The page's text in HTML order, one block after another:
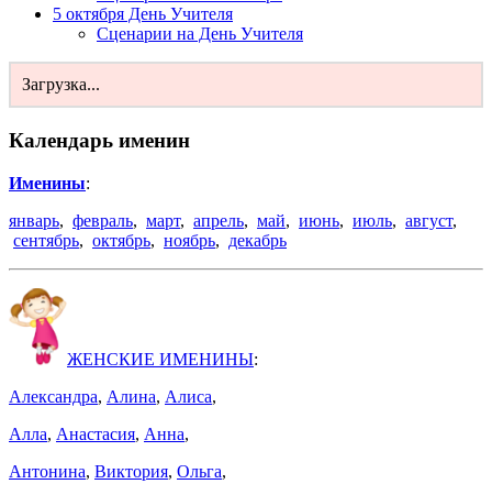
5 октября День Учителя
Сценарии на День Учителя
Загрузка...
Календарь именин
Именины:
январь, февраль, март, апрель, май, июнь, июль, август,
сентябрь, октябрь, ноябрь, декабрь
ЖЕНСКИЕ ИМЕНИНЫ:
Александра, Алина, Алиса,
Алла, Анастасия, Анна,
Антонина, Виктория, Ольга,